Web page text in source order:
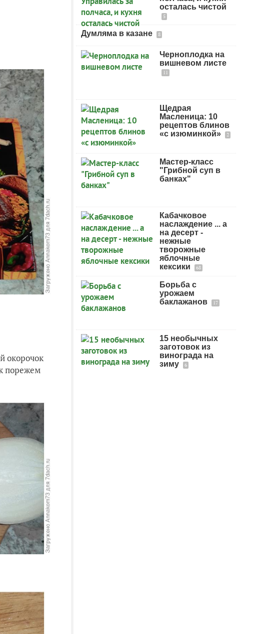
окорочок
порежем
осталась чистой
5
Думляма в казане 8
Черноплодка на
вишневом листе
11
Щедрая
Масленица: 10
рецептов блинов
«с изюминкой»
2
Мастер-класс
"Грибной суп в
банках"
Кабачковое
наслаждение ... а
на десерт -
нежные
творожные
яблочные
кексики
68
Борьба с
урожаем
баклажанов
17
15 необычных
заготовок из
винограда на
зиму
6